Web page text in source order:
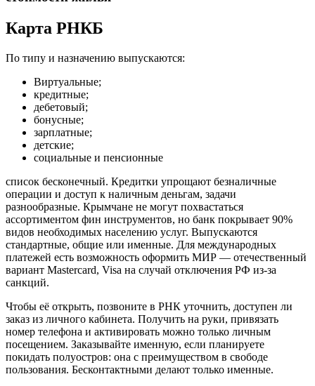
Карта РНКБ
По типу и назначению выпускаются:
Виртуальные;
кредитные;
дебетовый;
бонусные;
зарплатные;
детские;
социальные и пенсионные
список бесконечный. Кредитки упрощают безналичные
операции и доступ к наличным деньгам, задачи
разнообразные. Крымчане не могут похвастаться
ассортиментом фин инструментов, но банк покрывает 90%
видов необходимых населению услуг. Выпускаются
стандартные, общие или именные. Для международных
платежей есть возможность оформить МИР — отечественный
вариант Mastercard, Visa на случай отключения РФ из-за
санкций.
Чтобы её открыть, позвоните в РНК уточнить, доступен ли
заказ из личного кабинета. Получить на руки, привязать
номер телефона и активировать можно только личным
посещением. Заказывайте именную, если планируете
покидать полуостров: она с преимуществом в свободе
пользования. Бесконтактными делают только именные.